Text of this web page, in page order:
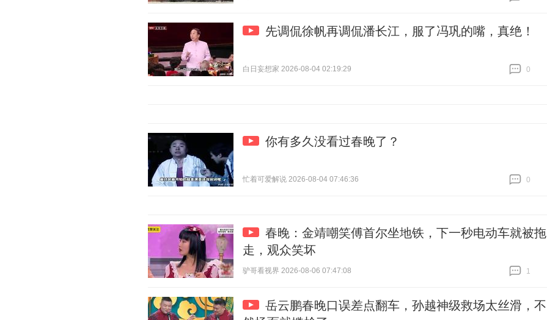
先调侃徐帆再调侃潘长江，服了冯巩的嘴，真绝！
白日妄想家 2026-08-04 02:19:29
0
你有多久没看过春晚了？
忙着可爱解说 2026-08-04 07:46:36
0
春晚：金靖嘲笑傅首尔坐地铁，下一秒电动车就被拖
走，观众笑坏
驴哥看视界 2026-08-06 07:47:08
1
岳云鹏春晚口误差点翻车，孙越神级救场太丝滑，不